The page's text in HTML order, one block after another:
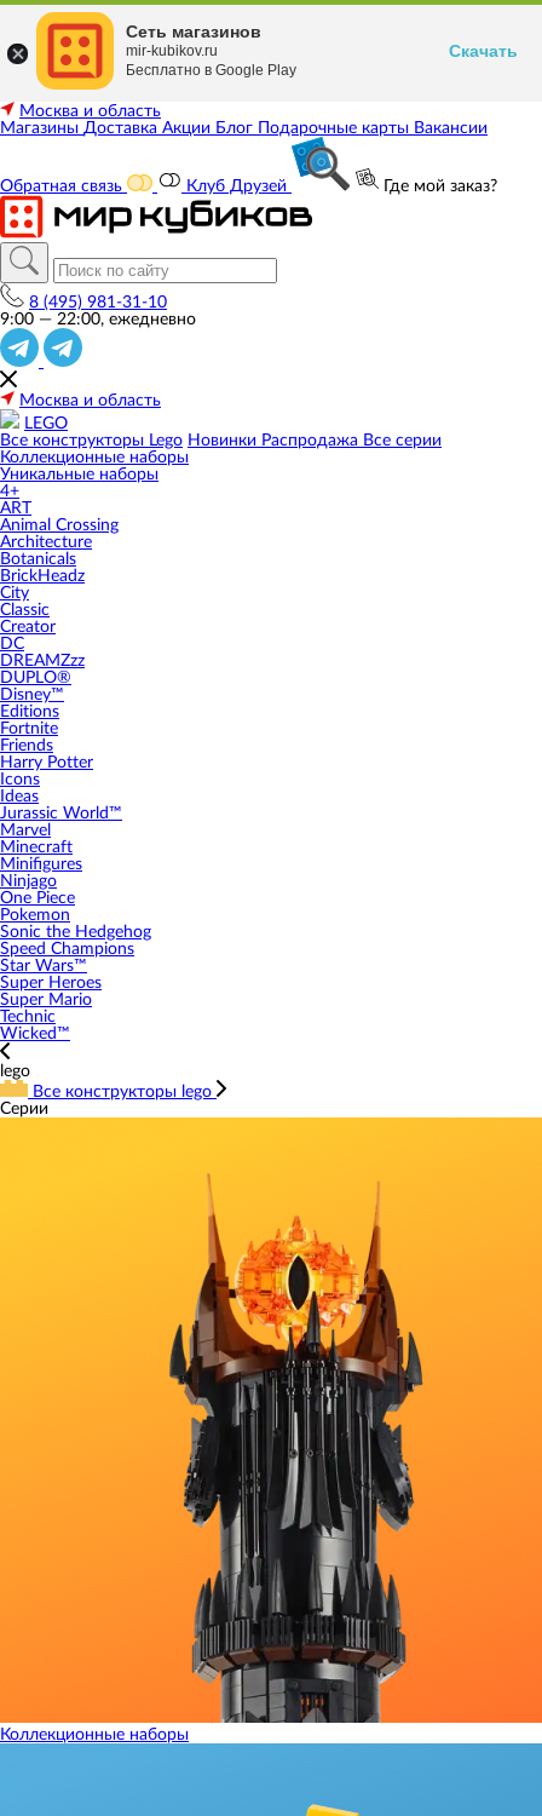
Москва и область
Магазины Доставка Акции Блог Подарочные карты Вакансии
Обратная связь Клуб Друзей Где мой заказ?
8 (495) 981-31-10
9:00 — 22:00, ежедневно
Москва и область
LEGO
Все конструкторы Lego Новинки Распродажа Все серии
Коллекционные наборы
Уникальные наборы
4+
ART
Animal Crossing
Architecture
Botanicals
BrickHeadz
City
Classic
Creator
DC
DREAMZzz
DUPLO®
Disney™
Editions
Fortnite
Friends
Harry Potter
Icons
Ideas
Jurassic World™
Marvel
Minecraft
Minifigures
Ninjago
One Piece
Pokemon
Sonic the Hedgehog
Speed Champions
Star Wars™
Super Heroes
Super Mario
Technic
Wicked™
lego
Все конструкторы lego
Серии
Коллекционные наборы
Сеть магазинов
mir-kubikov.ru
Бесплатно в Google Play
Скачать